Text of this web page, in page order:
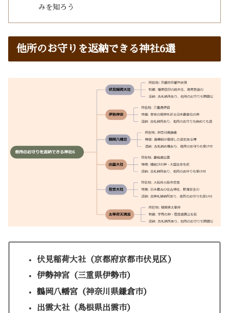
みを知ろう
他所のお守りを返納できる神社6選
伏見稲荷大社（京都府京都市伏見区）
伊勢神宮（三重県伊勢市）
鶴岡八幡宮（神奈川県鎌倉市）
出雲大社（島根県出雲市）